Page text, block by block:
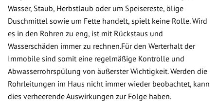
Wasser, Staub, Herbstlaub oder um Speisereste, ölige
Duschmittel sowie um Fette handelt, spielt keine Rolle. Wird
es in den Rohren zu eng, ist mit Rückstaus und
Wasserschäden immer zu rechnen.Für den Werterhalt der
Immobile sind somit eine regelmäßige Kontrolle und
Abwasserrohrspülung von äußerster Wichtigkeit. Werden die
Rohrleitungen im Haus nicht immer wieder beobachtet, kann
dies verheerende Auswirkungen zur Folge haben.